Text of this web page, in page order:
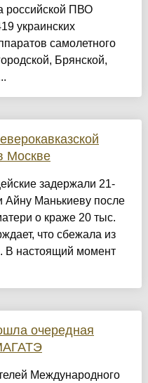
российской ПВО
украинских
самолетного
Брянской,
Москве
задержали 21-
Айну Манькиеву после
о краже 20 тыс.
что сбежала из
В настоящий момент
очередная
Международного